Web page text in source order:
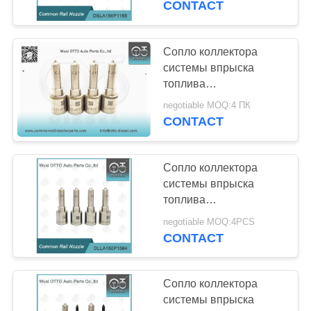
Комплект для
ремонта инжектора
Дэлфи
11
Комплект для
ремонта инжектора
Denso
CONTACT
Сопло коллектора
системы впрыска
топлива
DLLA150P1373 Bosch
на инжекторы
negotiable MOQ:4 ПК
CONTACT
Сопло коллектора
системы впрыска
топлива
DLLA150P1564 Bosch
на инжекторы
negotiable MOQ:4PCS
CONTACT
Сопло коллектора
системы впрыска